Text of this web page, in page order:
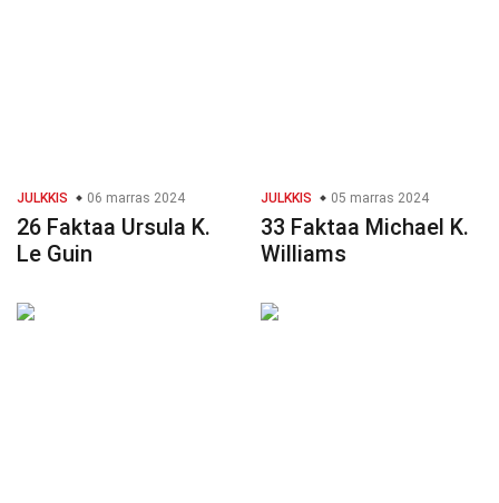
JULKKIS 06 marras 2024
26 Faktaa Ursula K.
Le Guin
JULKKIS 05 marras 2024
33 Faktaa Michael K.
Williams